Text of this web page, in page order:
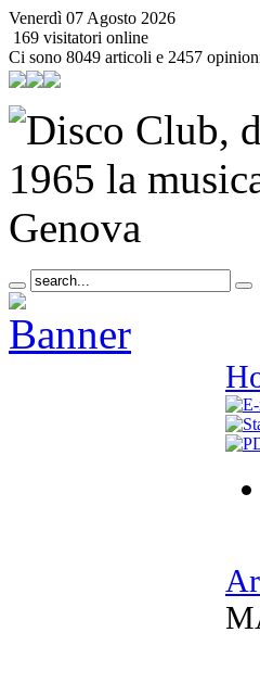
Venerdì 07 Agosto 2026
169 visitatori online
Ci sono 8049 articoli e 2457